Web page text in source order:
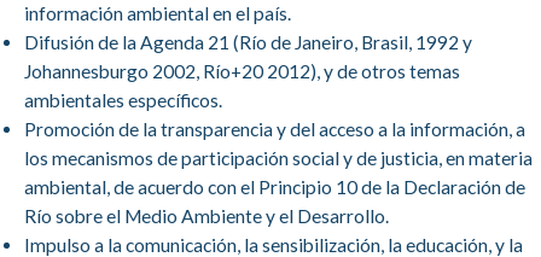
información ambiental en el país.
Difusión de la Agenda 21 (Río de Janeiro, Brasil, 1992 y
Johannesburgo 2002, Río+20 2012), y de otros temas
ambientales específicos.
Promoción de la transparencia y del acceso a la información, a
los mecanismos de participación social y de justicia, en materia
ambiental, de acuerdo con el Principio 10 de la Declaración de
Río sobre el Medio Ambiente y el Desarrollo.
Impulso a la comunicación, la sensibilización, la educación, y la